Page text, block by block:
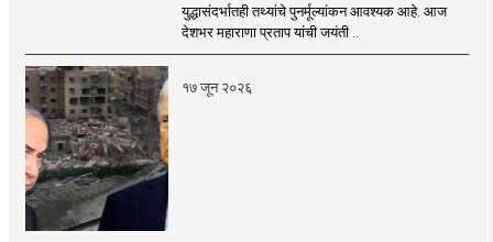
मोहनजी भागवत
युद्धासंदर्भातही तथ्यांचे पुनर्मूल्यांकन आवश्यक आहे. आज
देशभर महाराणा प्रताप यांची जयंती ..
१७ जून २०२६